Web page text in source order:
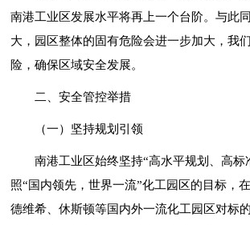
南港工业区发展水平将再上一个台阶。与此
大，园区整体的固有危险会进一步加大，我
险，确保区域安全发展。
二、安全管控举措
（一）坚持规划引领
南港工业区始终坚持“高水平规划、高标
照“国内领先，世界一流”化工园区的目标，
德维希、休斯顿等国内外一流化工园区对标